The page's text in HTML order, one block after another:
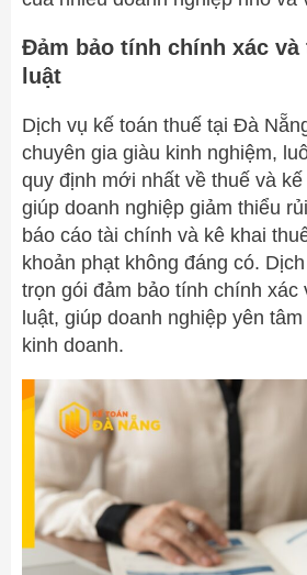
Đảm bảo tính chính xác và
luật
Dịch vụ kế toán thuế tại Đà
chuyên gia giàu kinh nghiệm,
quy định mới nhất về thuế và
giúp doanh nghiệp giảm thiểu
báo cáo tài chính và kê khai
khoản phạt không đáng có.
trọn gói đảm bảo tính chính xác
luật, giúp doanh nghiệp yên
kinh doanh.